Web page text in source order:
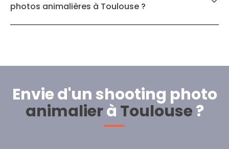
photos animalières à Toulouse ?
Envie d'un shooting photo
animalierà Toulouse?